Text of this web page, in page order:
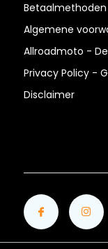
Betaalmethoden
Algemene
Allroadmoto - De
Privacy Policy -
Disclaimer